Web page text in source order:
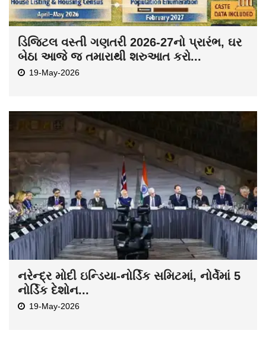
ડિજિટલ વસ્તી ગણતરી 2026-27નો પ્રારંભ, ઘર
બેઠા આજે જ તમારાથી શરુઆત કરો...
19-May-2026
નરેન્દ્ર મોદી ઇન્ડિયા-નોર્ડિક સમિટમાં, નોર્વેમાં 5
નોર્ડિક દેશોન...
19-May-2026